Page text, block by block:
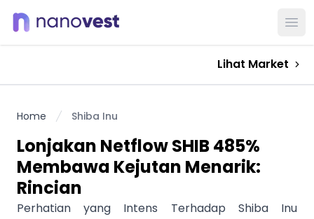
Lihat Market
Home Shiba Inu
Lonjakan Netflow SHIB 485%
Membawa Kejutan Menarik:
Rincian
Perhatian yang Intens Terhadap Shiba Inu